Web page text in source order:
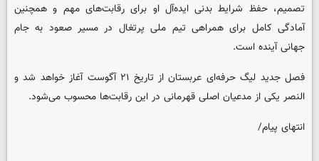
تصمیم، حفظ شرایط بدنی ایده‌آل او برای رقابت‌های مهم و همچنین
آمادگی کامل برای همراهی تیم ملی پرتغال در مسیر صعود به جام
جهانی آینده است.
فصل جدید لیگ حرفه‌ای عربستان از تاریخ ۲۱ آگوست آغاز خواهد شد و
النصر یکی از مدعیان اصلی قهرمانی در این رقابت‌ها محسوب می‌شود.
انتهای پیام/